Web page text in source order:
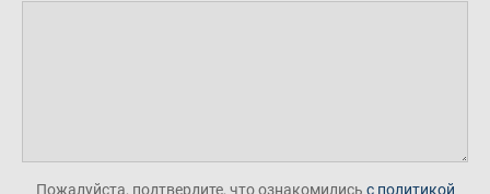
Пожалуйста, подтвердите, что ознакомились с политикой